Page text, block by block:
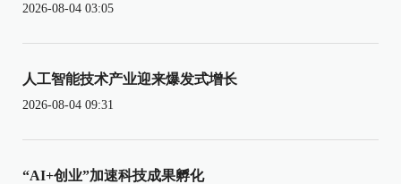
2026-08-04 03:05
人工智能技术产业迎来爆发式增长
2026-08-04 09:31
“AI+创业”加速科技成果孵化